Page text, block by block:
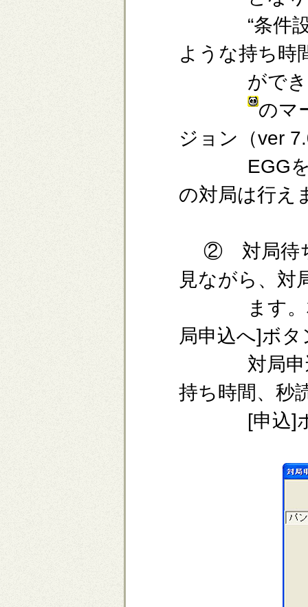
“条件設定
ような持ち時
ができ
のマ
ジョン（ver
EGGを利
の対局は行え
② 対局待ち
見ながら、対
ます。相
局申込へ]ボ
対局申込
持ち時間、秒
[申込]ボタ